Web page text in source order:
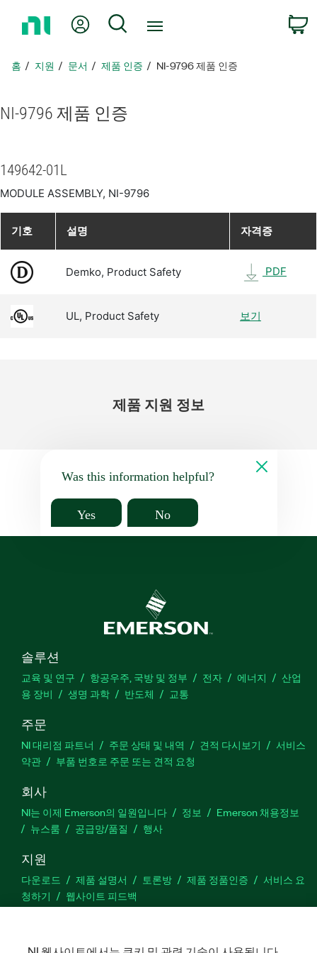
지
아
내 계정 검색
홈 지원 문서 제품 인증 NI-9796 제품 인증
NI-9796 제품 인증
149642-01L
MODULE ASSEMBLY, NI-9796
기호 설명 자격증
Demko, Product Safety PDF
UL, Product Safety 보기
제품 지원 정보
Was this information helpful?
Yes No
솔루션
교육 및 연구 항공우주, 국방 및 정부 전자 에너지
산업
용 장비
생명 과학 반도체 교통
주문
NI 대리점 파트너 주문 상태 및 내역 견적 다시보기
서비스
약관
부품 번호로 주문 또는 견적 요청
회사
NI는 이제 Emerson의 일원입니다 정보
Emerson 채용정보
뉴스룸
공급망/품질 행사
지원
다운로드 제품 설명서 토론방 제품 정품인증
서비스 요
청하기
웹사이트 피드백